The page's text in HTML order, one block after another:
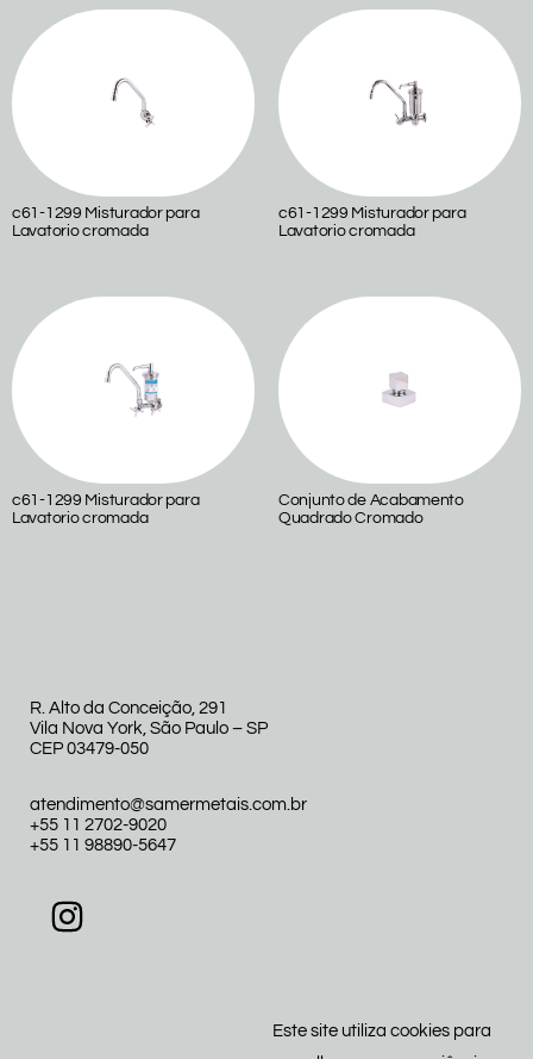
c61-1299 Misturador para
Lavatorio cromada
c61-1299 Misturador para
Lavatorio cromada
c61-1299 Misturador para
Lavatorio cromada
Conjunto de Acabamento
Quadrado Cromado
R. Alto da Conceição, 291
Vila Nova York, São Paulo – SP
CEP 03479-050
atendimento@samermetais.com.br
+55 11 2702-9020
+55 11 98890-5647
Este site utiliza cookies para